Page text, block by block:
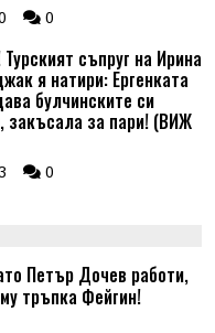
0
съпруг на Ирина
я натири: Ергенката
булчинските си
закъсала за пари! (ВИЖ
0
Петър Дочев работи,
тръпка Фейгин!